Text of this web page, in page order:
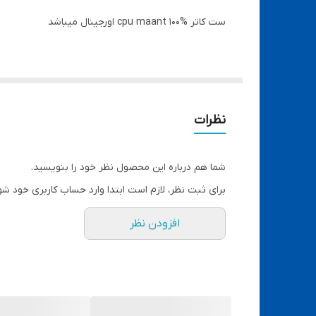
ست کاتر cpu maant 100% اورجینال میباشد
نظرات
شما هم درباره این محصول نظر خود را بنویسید.
برای ثبت نظر، لازم است ابتدا وارد حساب کاربری خود
افزودن نظر